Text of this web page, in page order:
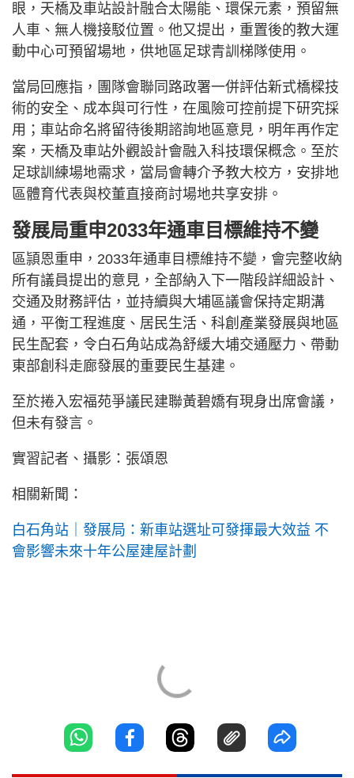
眼，天橋及車站設計融合太陽能、環保元素，預留無
人車、無人機接駁位置。他又提出，重置後的教大運
動中心可預留場地，供地區足球青訓梯隊使用。
當局回應指，團隊會聯同路政署一併評估新式橋樑技
術的安全、成本與可行性，在風險可控前提下研究採
用；車站命名將留待後期諮詢地區意見，明年再作定
案，天橋及車站外觀設計會融入科技環保概念。至於
足球訓練場地需求，當局會轉介予教大校方，安排地
區體育代表與校董直接商討場地共享安排。
發展局重申2033年通車目標維持不變
區頴恩重申，2033年通車目標維持不變，會完整收納
所有議員提出的意見，全部納入下一階段詳細設計、
交通及財務評估，並持續與大埔區議會保持定期溝
通，平衡工程進度、居民生活、科創產業發展與地區
民生配套，令白石角站成為舒緩大埔交通壓力、帶動
東部創科走廊發展的重要民生基建。
至於捲入宏福苑爭議民建聯黃碧嬌有現身出席會議，
但未有發言。
實習記者、攝影：張頌恩
相關新聞：
白石角站｜發展局：新車站選址可發揮最大效益 不
會影響未來十年公屋建屋計劃